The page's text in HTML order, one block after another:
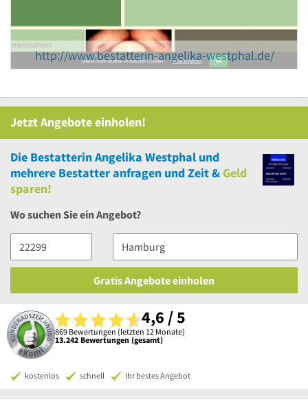
http://www.bestatterin-angelika-westphal.de/
Jetzt Angebote einholen!
Die Bestatterin Angelika Westphal und
mehrere Bestatter anfragen und Zeit &Geld
sparen!
Wo suchen Sie ein Angebot?
Gratis Angebote einholen
4,6 / 5
869 Bewertungen (letzten 12 Monate)
13.242 Bewertungen (gesamt)
kostenlos schnell Ihr bestes Angebot